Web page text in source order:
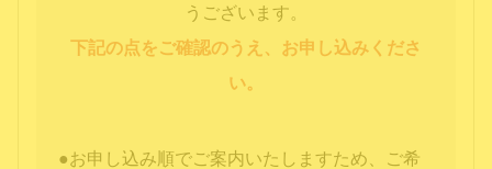
うございます。
下記の点をご確認のうえ、お申し込みくださ
い。
●お申し込み順でご案内いたしますため、ご希